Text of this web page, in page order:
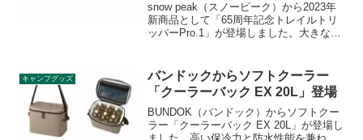
snow peak（スノーピーク）から2023年
新商品として「65周年記念トレイルトリ
ッパーPro.1」が登場しました。大きな前
です。詳細をレビューします。
キャンプグッズ
バンドックからソフトクーラー
「クーラーバック EX 20L」登場
BUNDOK（バンドック）からソフトクー
ラー「クーラーバック EX 20L」が登場し